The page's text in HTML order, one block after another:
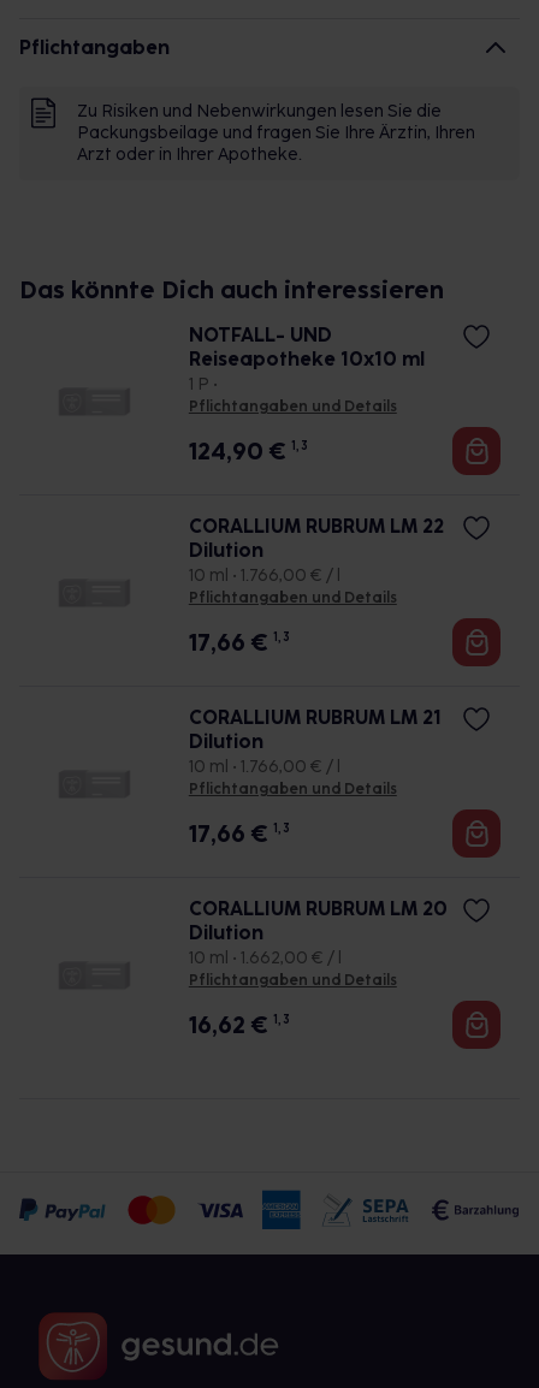
Pflichtangaben
Zu Risiken und Nebenwirkungen lesen Sie die
Packungsbeilage und fragen Sie Ihre Ärztin, Ihren
Arzt oder in Ihrer Apotheke.
Das könnte Dich auch interessieren
NOTFALL- UND
Reiseapotheke 10x10 ml
1 P •
Pflichtangaben und Details
124,90 € 1, 3
CORALLIUM RUBRUM LM 22
Dilution
10 ml • 1.766,00 € / l
Pflichtangaben und Details
17,66 € 1, 3
CORALLIUM RUBRUM LM 21
Dilution
10 ml • 1.766,00 € / l
Pflichtangaben und Details
17,66 € 1, 3
CORALLIUM RUBRUM LM 20
Dilution
10 ml • 1.662,00 € / l
Pflichtangaben und Details
16,62 € 1, 3